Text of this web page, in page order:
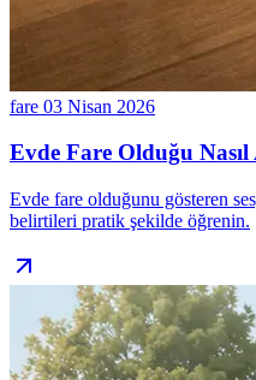
fare 03 Nisan 2026
Evde Fare Olduğu Nasıl
Evde fare olduğunu gösteren
belirtileri pratik şekilde öğrenin.